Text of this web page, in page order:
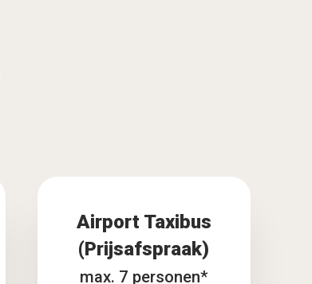
Airport Taxibus
(Prijsafspraak)
max. 7 personen*